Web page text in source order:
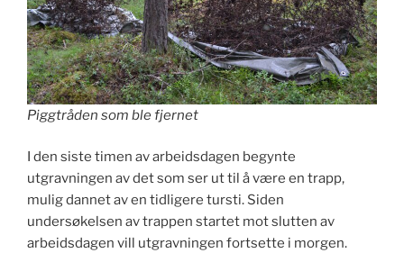
Piggtråden som ble fjernet
I den siste timen av arbeidsdagen begynte
utgravningen av det som ser ut til å være en trapp,
mulig dannet av en tidligere tursti. Siden
undersøkelsen av trappen startet mot slutten av
arbeidsdagen vill utgravningen fortsette i morgen.